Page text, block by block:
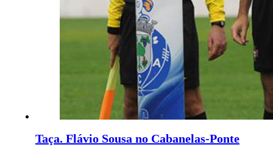
Taça. Flávio Sousa no Cabanelas-Ponte